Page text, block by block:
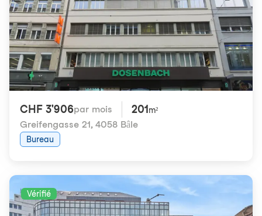
CHF 3'906par mois 201 m²
Greifengasse 21, 4058 Bâle
Bureau
Vérifié